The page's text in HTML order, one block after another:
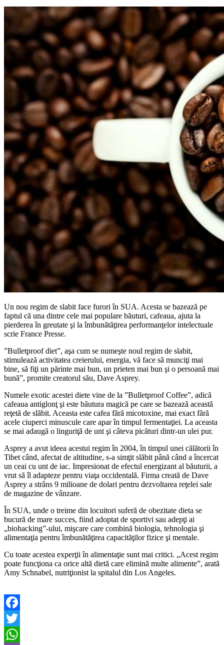
Email
Un nou regim de slabit face furori în SUA. Acesta se bazează pe
faptul că una dintre cele mai populare băuturi, cafeaua, ajuta la
pierderea în greutate şi la îmbunătăţirea performanţelor intelectuale
scrie France Presse.
”Bulletproof diet”, aşa cum se numeşte noul regim de slabit,
stimulează activitatea creierului, energia, vă face să munciţi mai
bine, să fiţi un părinte mai bun, un prieten mai bun şi o persoană mai
bună”, promite creatorul său, Dave Asprey.
Numele exotic acestei diete vine de la ”Bulletproof Coffee”, adică
cafeaua antiglonţ şi este băutura magică pe care se bazează această
reţetă de slăbit. Aceasta este cafea fără micotoxine, mai exact fără
acele ciuperci minuscule care apar în timpul fermentaţiei. La aceasta
se mai adaugă o linguriţă de unt şi câteva picături dintr-un ulei pur.
Asprey a avut ideea acestui regim în 2004, în timpul unei călătorii în
Tibet când, afectat de altitudine, s-a simţit slăbit până când a încercat
un ceai cu unt de iac. Impresionat de efectul energizant al băuturii, a
vrut să îl adapteze pentru viaţa occidentală. Firma creată de Dave
Asprey a strâns 9 milioane de dolari pentru dezvoltarea reţelei sale
de magazine de vânzare.
În SUA, unde o treime din locuitori suferă de obezitate dieta se
bucură de mare succes, fiind adoptat de sportivi sau adepţi ai
„biohacking”-ului, mişcare care combină biologia, tehnologia şi
alimentaţia pentru îmbunătăţirea capacităţilor fizice şi mentale.
Cu toate acestea experţii în alimentaţie sunt mai critici. „Acest regim
poate funcţiona ca orice altă dietă care elimină multe alimente”, arată
Amy Schnabel, nutriţionist la spitalul din Los Angeles.
Facebook
Twitter